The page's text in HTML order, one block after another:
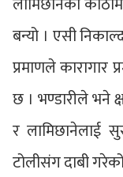
बन्यो । एसी
प्रमाणले कारागार
छ । भण्डारीले भने
र लामिछानेलाई
टोलीसंग दाबी